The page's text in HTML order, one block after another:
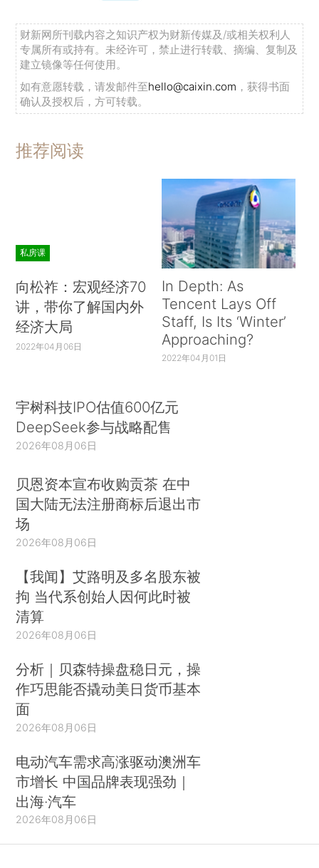
财新网所刊载内容之知识产权为财新传媒及/或相关权利人
专属所有或持有。未经许可，禁止进行转载、摘编、复制及
建立镜像等任何使用。
如有意愿转载，请发邮件至hello@caixin.com ，获得书面
确认及授权后，方可转载。
推荐阅读
私房课
向松祚：宏观经济70
讲，带你了解国内外
经济大局
2022年04月06日
In Depth: As
Tencent Lays Off
Staff, Is Its ‘Winter’
Approaching?
2022年04月01日
宇树科技IPO估值600亿元
DeepSeek参与战略配售
2026年08月06日
贝恩资本宣布收购贡茶 在中
国大陆无法注册商标后退出市
场
2026年08月06日
【我闻】艾路明及多名股东被
拘 当代系创始人因何此时被
清算
2026年08月06日
分析｜贝森特操盘稳日元，操
作巧思能否撬动美日货币基本
面
2026年08月06日
电动汽车需求高涨驱动澳洲车
市增长 中国品牌表现强劲｜
出海·汽车
2026年08月06日